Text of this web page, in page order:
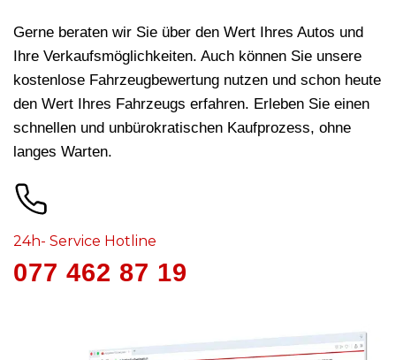
Gerne beraten wir Sie über den Wert Ihres Autos und
Ihre Verkaufsmöglichkeiten. Auch können Sie unsere
kostenlose Fahrzeugbewertung nutzen und schon heute
den Wert Ihres Fahrzeugs erfahren. Erleben Sie einen
schnellen und unbürokratischen Kaufprozess, ohne
langes Warten.
24h- Service Hotline
077 462 87 19